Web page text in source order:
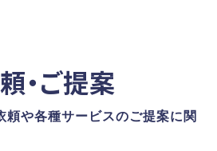
・ご提案
頼や各種サービスのご提案に関